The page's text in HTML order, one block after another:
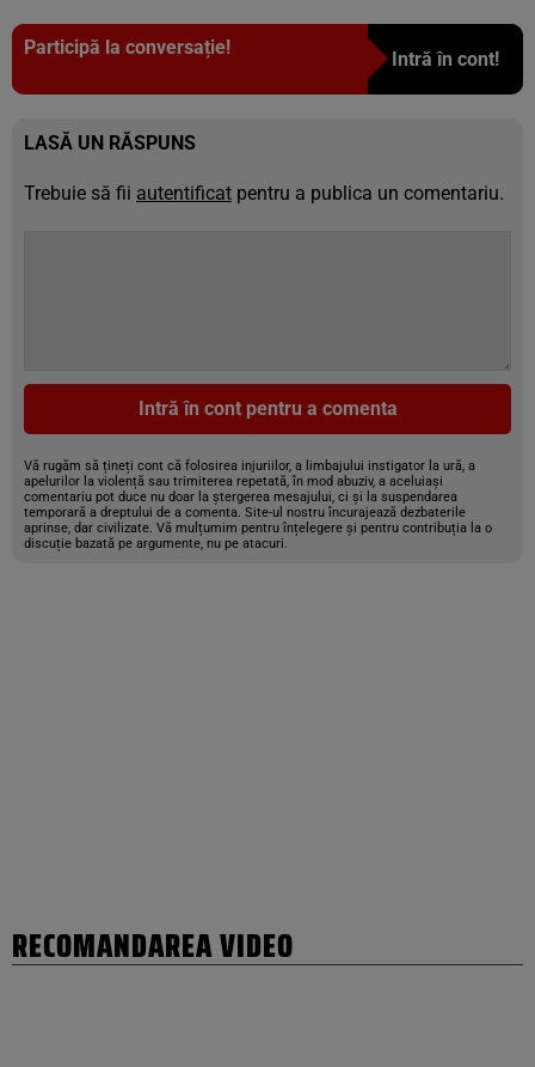
Participă la conversație!
Intră în cont!
LASĂ UN RĂSPUNS
Trebuie să fii autentificat pentru a publica un comentariu.
Intră în cont pentru a comenta
Vă rugăm să țineți cont că folosirea injuriilor, a limbajului instigator la ură, a
apelurilor la violență sau trimiterea repetată, în mod abuziv, a aceluiași
comentariu pot duce nu doar la ștergerea mesajului, ci și la suspendarea
temporară a dreptului de a comenta. Site-ul nostru încurajează dezbaterile
aprinse, dar civilizate. Vă mulțumim pentru înțelegere și pentru contribuția la o
discuție bazată pe argumente, nu pe atacuri.
RECOMANDAREA VIDEO